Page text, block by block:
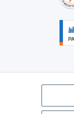
Besucherzähler: